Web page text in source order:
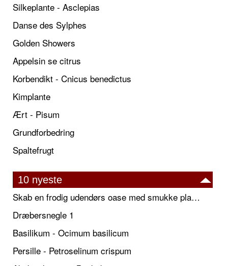
Silkeplante - Asclepias
Danse des Sylphes
Golden Showers
Appelsin se citrus
Korbendikt - Cnicus benedictus
Kimplante
Ært - Pisum
Grundforbedring
Spaltefrugt
10 nyeste
Skab en frodig udendørs oase med smukke plantekrukker og elegante espalier
Dræbersnegle 1
Basilikum - Ocimum basilicum
Persille - Petroselinum crispum